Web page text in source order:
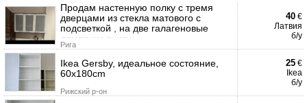
Продам настенную полку с тремя
дверцами из стекла матового с
подсветкой , на две галагеновые
лампочки снизу.
Рига
40 €
Латвия
б/у
Ikea Gersby, идеальное состояние,
60x180cm
Рижский р-он
25 €
Ikea
б/у